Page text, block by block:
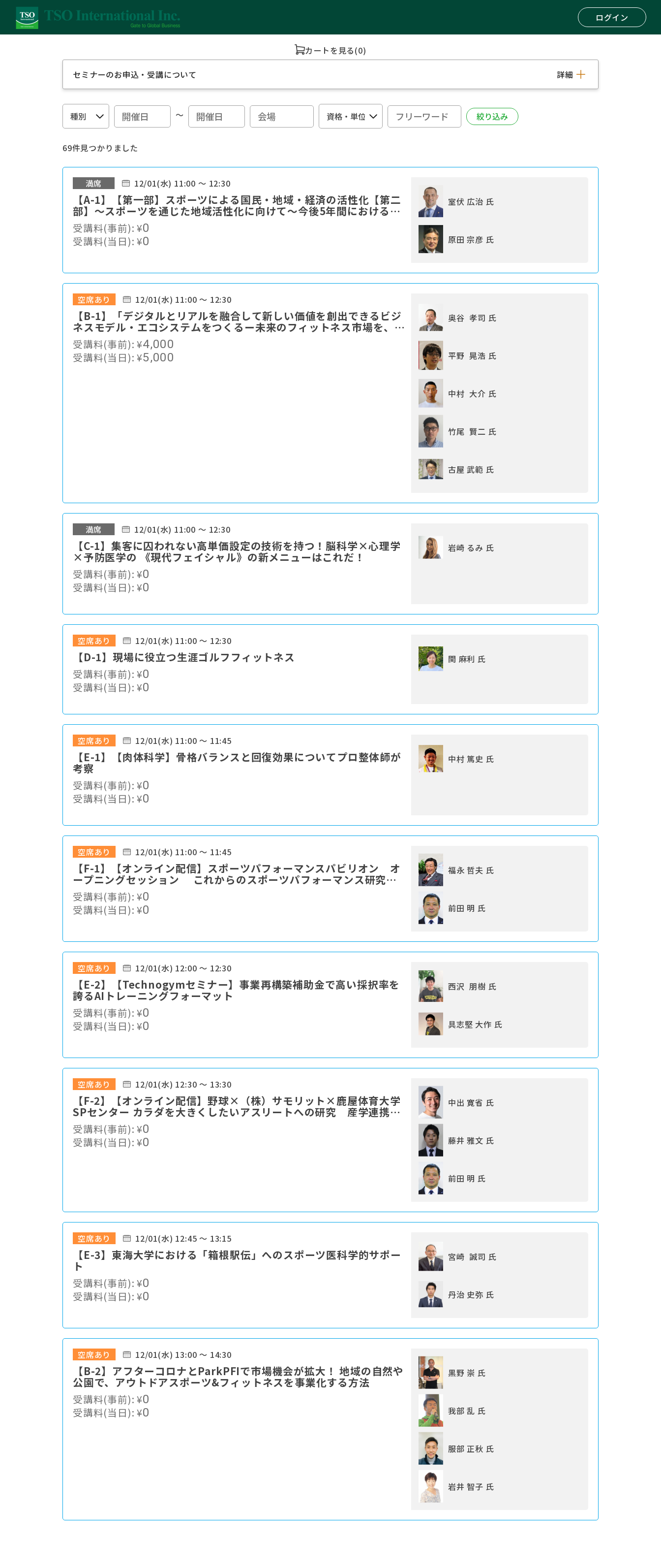
ログイン
カートを見る(0)
セミナーのお申込・受講について 詳細
～
69件見つかりました
満席 12/01(水) 11:00 ～ 12:30
【A-1】【第一部】スポーツによる国民・地域・経済の活性化【第二
部】～スポーツを通じた地域活性化に向けて～今後5年間における地
域スポーツ振興の展望
受講料(事前):¥0
受講料(当日):¥0
室伏 広治 氏
原田 宗彦 氏
空席あり 12/01(水) 11:00 ～ 12:30
【B-1】「デジタルとリアルを融合して新しい価値を創出できるビジ
ネスモデル・エコシステムをつくるー未来のフィットネス市場を、み
んなで、もっと明るく楽しいものにするために」
受講料(事前):¥4,000
受講料(当日):¥5,000
奥谷 孝司 氏
平野 晃浩 氏
中村 大介 氏
竹尾 賢二 氏
古屋 武範 氏
満席 12/01(水) 11:00 ～ 12:30
【C-1】集客に囚われない高単価設定の技術を持つ！脳科学×心理学
×予防医学の 《現代フェイシャル》の新メニューはこれだ！
受講料(事前):¥0
受講料(当日):¥0
岩崎 るみ 氏
空席あり 12/01(水) 11:00 ～ 12:30
【D-1】現場に役立つ生涯ゴルフフィットネス
受講料(事前):¥0
受講料(当日):¥0
関 麻利 氏
空席あり 12/01(水) 11:00 ～ 11:45
【E-1】【肉体科学】骨格バランスと回復効果についてプロ整体師が
考察
受講料(事前):¥0
受講料(当日):¥0
中村 篤史 氏
空席あり 12/01(水) 11:00 ～ 11:45
【F-1】【オンライン配信】スポーツパフォーマンスパビリオン オ
ープニングセッション これからのスポーツパフォーマンス研究を
語る
受講料(事前):¥0
受講料(当日):¥0
福永 哲夫 氏
前田 明 氏
空席あり 12/01(水) 12:00 ～ 12:30
【E-2】【Technogymセミナー】事業再構築補助金で高い採択率を
誇るAIトレーニングフォーマット
受講料(事前):¥0
受講料(当日):¥0
西沢 朋樹 氏
具志堅 大作 氏
空席あり 12/01(水) 12:30 ～ 13:30
【F-2】【オンライン配信】野球×（株）サモリット×鹿屋体育大学
SPセンター カラダを大きくしたいアスリートへの研究 産学連携に
よるアーゼライトの効果検証
受講料(事前):¥0
受講料(当日):¥0
中出 寛省 氏
藤井 雅文 氏
前田 明 氏
空席あり 12/01(水) 12:45 ～ 13:15
【E-3】東海大学における「箱根駅伝」へのスポーツ医科学的サポー
ト
受講料(事前):¥0
受講料(当日):¥0
宮崎 誠司 氏
丹治 史弥 氏
空席あり 12/01(水) 13:00 ～ 14:30
【B-2】アフターコロナとParkPFIで市場機会が拡大！ 地域の自然や
公園で、アウトドアスポーツ&フィットネスを事業化する方法
受講料(事前):¥0
受講料(当日):¥0
黒野 崇 氏
我部 乱 氏
服部 正秋 氏
岩井 智子 氏